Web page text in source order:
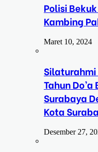
Polisi
Kambing
Maret 10, 2024
Silaturahmi
Tahun
Surabaya
Kota
Desember 27,